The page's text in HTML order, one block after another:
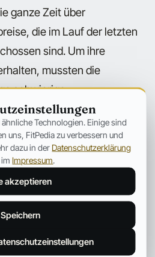
ganze Zeit über
die im Lauf der letzten
sind. Um ihre
mussten die
schwierige
von denen viele ohne
im Hinterkopf getroffen
Tests – auf
und Weise!
Enthüllungen mit
als Marketing Werkzeug
Technologien. Einige sind
uns, FitPedia zu verbessern und
dazu in der Datenschutzerklärung
Impressum
akzeptieren
Speichern